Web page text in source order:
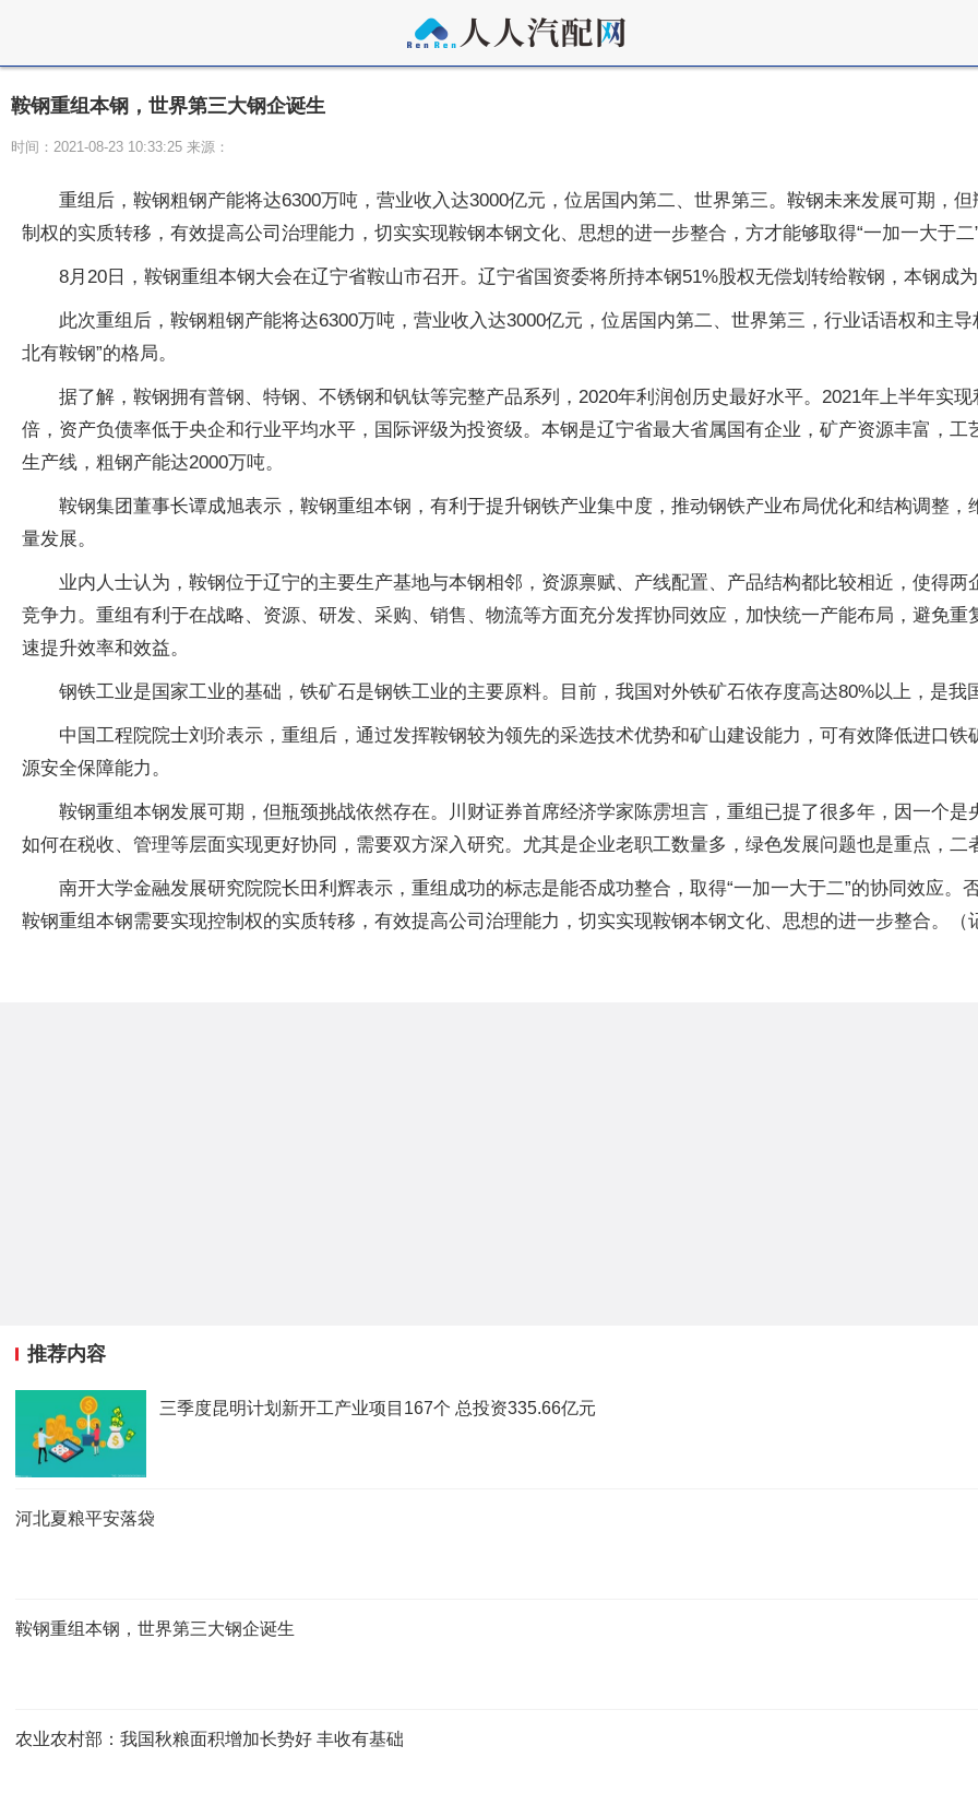
鞍钢重组本钢，世界第三大钢企诞生
时间：2021-08-23 10:33:25 来源：
重组后，鞍钢粗钢产能将达6300万吨，营业收入达3000亿元，位居国内第二、世界第三。鞍钢未来发展可期，
制权的实质转移，有效提高公司治理能力，切实实现鞍钢本钢文化、思想的进一步整合，方才能够取得“一加一大于二
8月20日，鞍钢重组本钢大会在辽宁省鞍山市召开。辽宁省国资委将所持本钢51%股权无偿划转给鞍钢，本钢成为
此次重组后，鞍钢粗钢产能将达6300万吨，营业收入达3000亿元，位居国内第二、世界第三，行业话语权和主导
北有鞍钢”的格局。
据了解，鞍钢拥有普钢、特钢、不锈钢和钒钛等完整产品系列，2020年利润创历史最好水平。2021年上半年实
倍，资产负债率低于央企和行业平均水平，国际评级为投资级。本钢是辽宁省最大省属国有企业，矿产资源丰富，
生产线，粗钢产能达2000万吨。
鞍钢集团董事长谭成旭表示，鞍钢重组本钢，有利于提升钢铁产业集中度，推动钢铁产业布局优化和结构调整
量发展。
业内人士认为，鞍钢位于辽宁的主要生产基地与本钢相邻，资源禀赋、产线配置、产品结构都比较相近，使得
竞争力。重组有利于在战略、资源、研发、采购、销售、物流等方面充分发挥协同效应，加快统一产能布局，避免
速提升效率和效益。
钢铁工业是国家工业的基础，铁矿石是钢铁工业的主要原料。目前，我国对外铁矿石依存度高达80%以上，是我
中国工程院院士刘玠表示，重组后，通过发挥鞍钢较为领先的采选技术优势和矿山建设能力，可有效降低进口
源安全保障能力。
鞍钢重组本钢发展可期，但瓶颈挑战依然存在。川财证券首席经济学家陈雳坦言，重组已提了很多年，因一个是
如何在税收、管理等层面实现更好协同，需要双方深入研究。尤其是企业老职工数量多，绿色发展问题也是重点，二
南开大学金融发展研究院院长田利辉表示，重组成功的标志是能否成功整合，取得“一加一大于二”的协同效应。
鞍钢重组本钢需要实现控制权的实质转移，有效提高公司治理能力，切实实现鞍钢本钢文化、思想的进一步整合。（
推荐内容
三季度昆明计划新开工产业项目167个 总投资335.66亿元
河北夏粮平安落袋
鞍钢重组本钢，世界第三大钢企诞生
农业农村部：我国秋粮面积增加长势好 丰收有基础